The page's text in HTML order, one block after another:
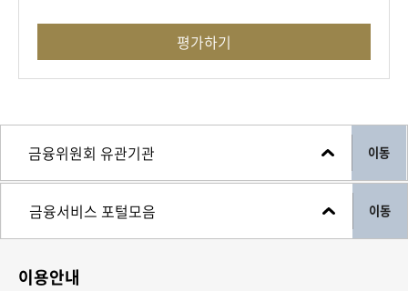
평가하기
이동
이동
이용안내